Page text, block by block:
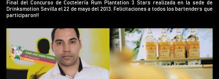
Final del Concurso de Coctelería Rum Plantation 3 Stars realizada en la sede de
Drinksmotion Sevilla el 22 de mayo del 2013. Felicitaciones a todos los bartenders que
participaron!!